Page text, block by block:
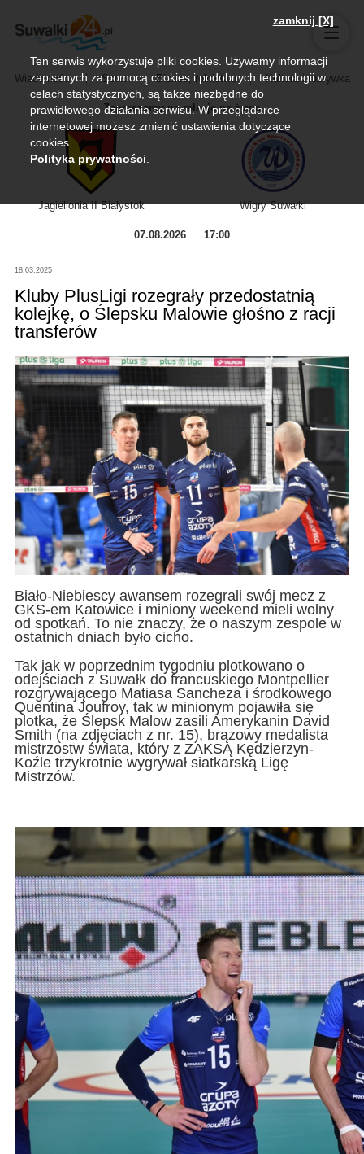
Wiadomości Sport Biznes, rolnictwo Kultura i rozrywka
Zapraszamy na relację na żywo
Jagiellonia II Białystok Wigry Suwałki
07.08.2026 17:00
18.03.2025
Kluby PlusLigi rozegrały przedostatnią
kolejkę, o Ślepsku Malowie głośno z racji
transferów
Biało-Niebiescy awansem rozegrali swój mecz z
GKS-em Katowice i miniony weekend mieli wolny
od spotkań. To nie znaczy, że o naszym zespole w
ostatnich dniach było cicho.
Tak jak w poprzednim tygodniu plotkowano o
odejściach z Suwałk do francuskiego Montpellier
rozgrywającego Matiasa Sancheza i środkowego
Quentina Joufroy, tak w minionym pojawiła się
plotka, że Ślepsk Malow zasili Amerykanin David
Smith (na zdjęciach z nr. 15), brązowy medalista
mistrzostw świata, który z ZAKSĄ Kędzierzyn-
Koźle trzykrotnie wygrywał siatkarską Ligę
Mistrzów.
zamknij [X]
Ten serwis wykorzystuje pliki cookies. Używamy informacji
zapisanych za pomocą cookies i podobnych technologii w
celach statystycznych, są także niezbędne do
prawidłowego działania serwisu. W przeglądarce
internetowej możesz zmienić ustawienia dotyczące
cookies.
Polityka prywatności